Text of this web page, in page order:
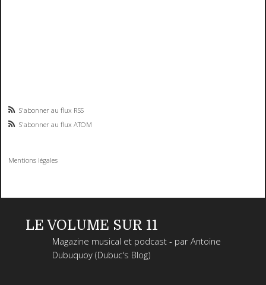
S'abonner au flux RSS
S'abonner au flux ATOM
Mentions légales
LE VOLUME SUR 11
Magazine musical et podcast - par Antoine
Dubuquoy (Dubuc's Blog)